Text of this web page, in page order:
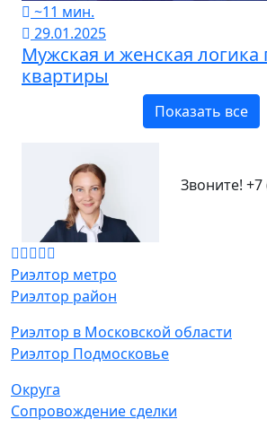
~11 мин.
29.01.2025
Мужская и женская
квартиры
Показать все
Звоните! +7
Риэлтор метро
Риэлтор район
Риэлтор в Московской области
Риэлтор Подмосковье
Округа
Сопровождение сделки